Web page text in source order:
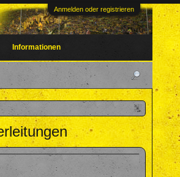
Anmelden oder registrieren
Informationen